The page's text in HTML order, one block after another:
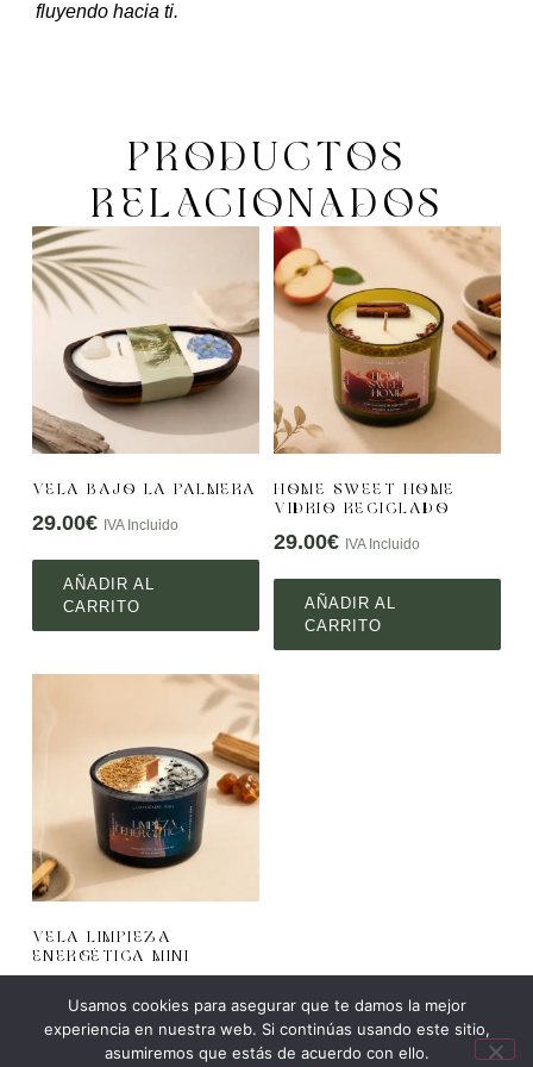
fluyendo hacia ti.
PRODUCTOS
RELACIONADOS
VELA BAJO LA PALMERA
29.00€ IVA Incluido
AÑADIR AL
CARRITO
HOME SWEET HOME
VIDRIO RECICLADO
29.00€ IVA Incluido
AÑADIR AL
CARRITO
VELA LIMPIEZA
ENERGÉTICA MINI
AÑADIR AL
Usamos cookies para asegurar que te damos la mejor
experiencia en nuestra web. Si continúas usando este sitio,
asumiremos que estás de acuerdo con ello.